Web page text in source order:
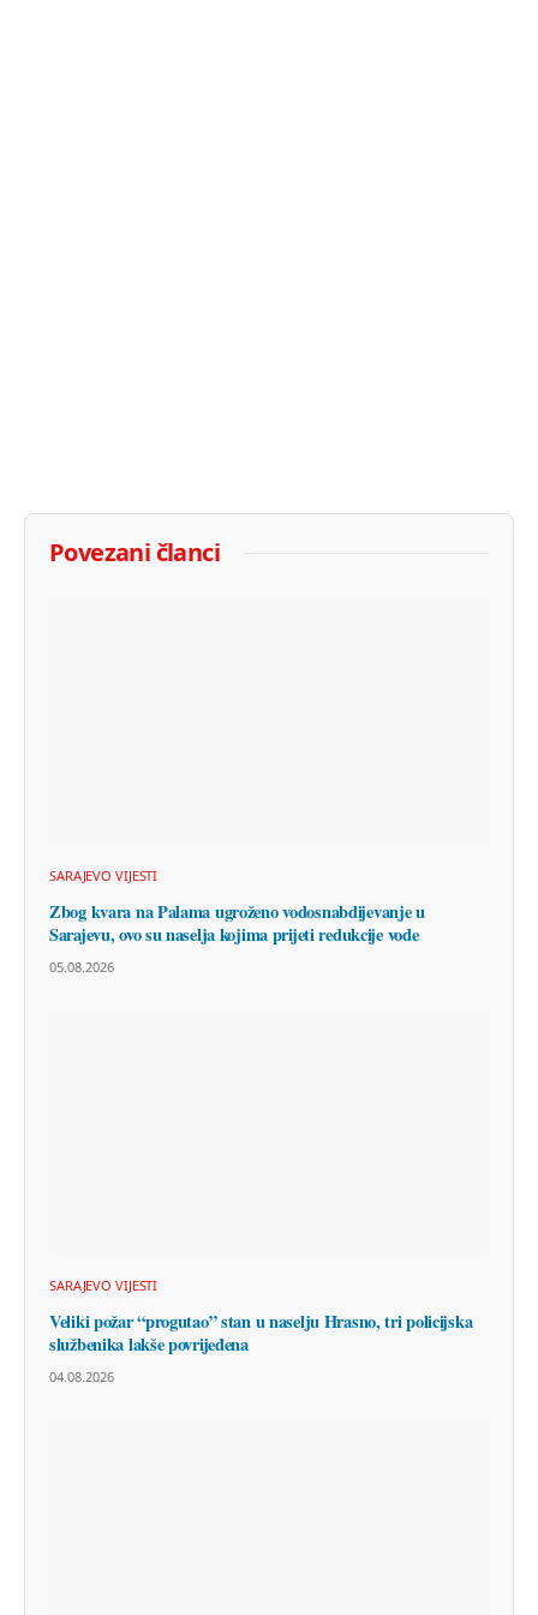
Povezani članci
SARAJEVO VIJESTI
Zbog kvara na Palama ugroženo vodosnabdijevanje u
Sarajevu, ovo su naselja kojima prijeti redukcije vode
05.08.2026
SARAJEVO VIJESTI
Veliki požar “progutao” stan u naselju Hrasno, tri policijska
službenika lakše povrijeđena
04.08.2026